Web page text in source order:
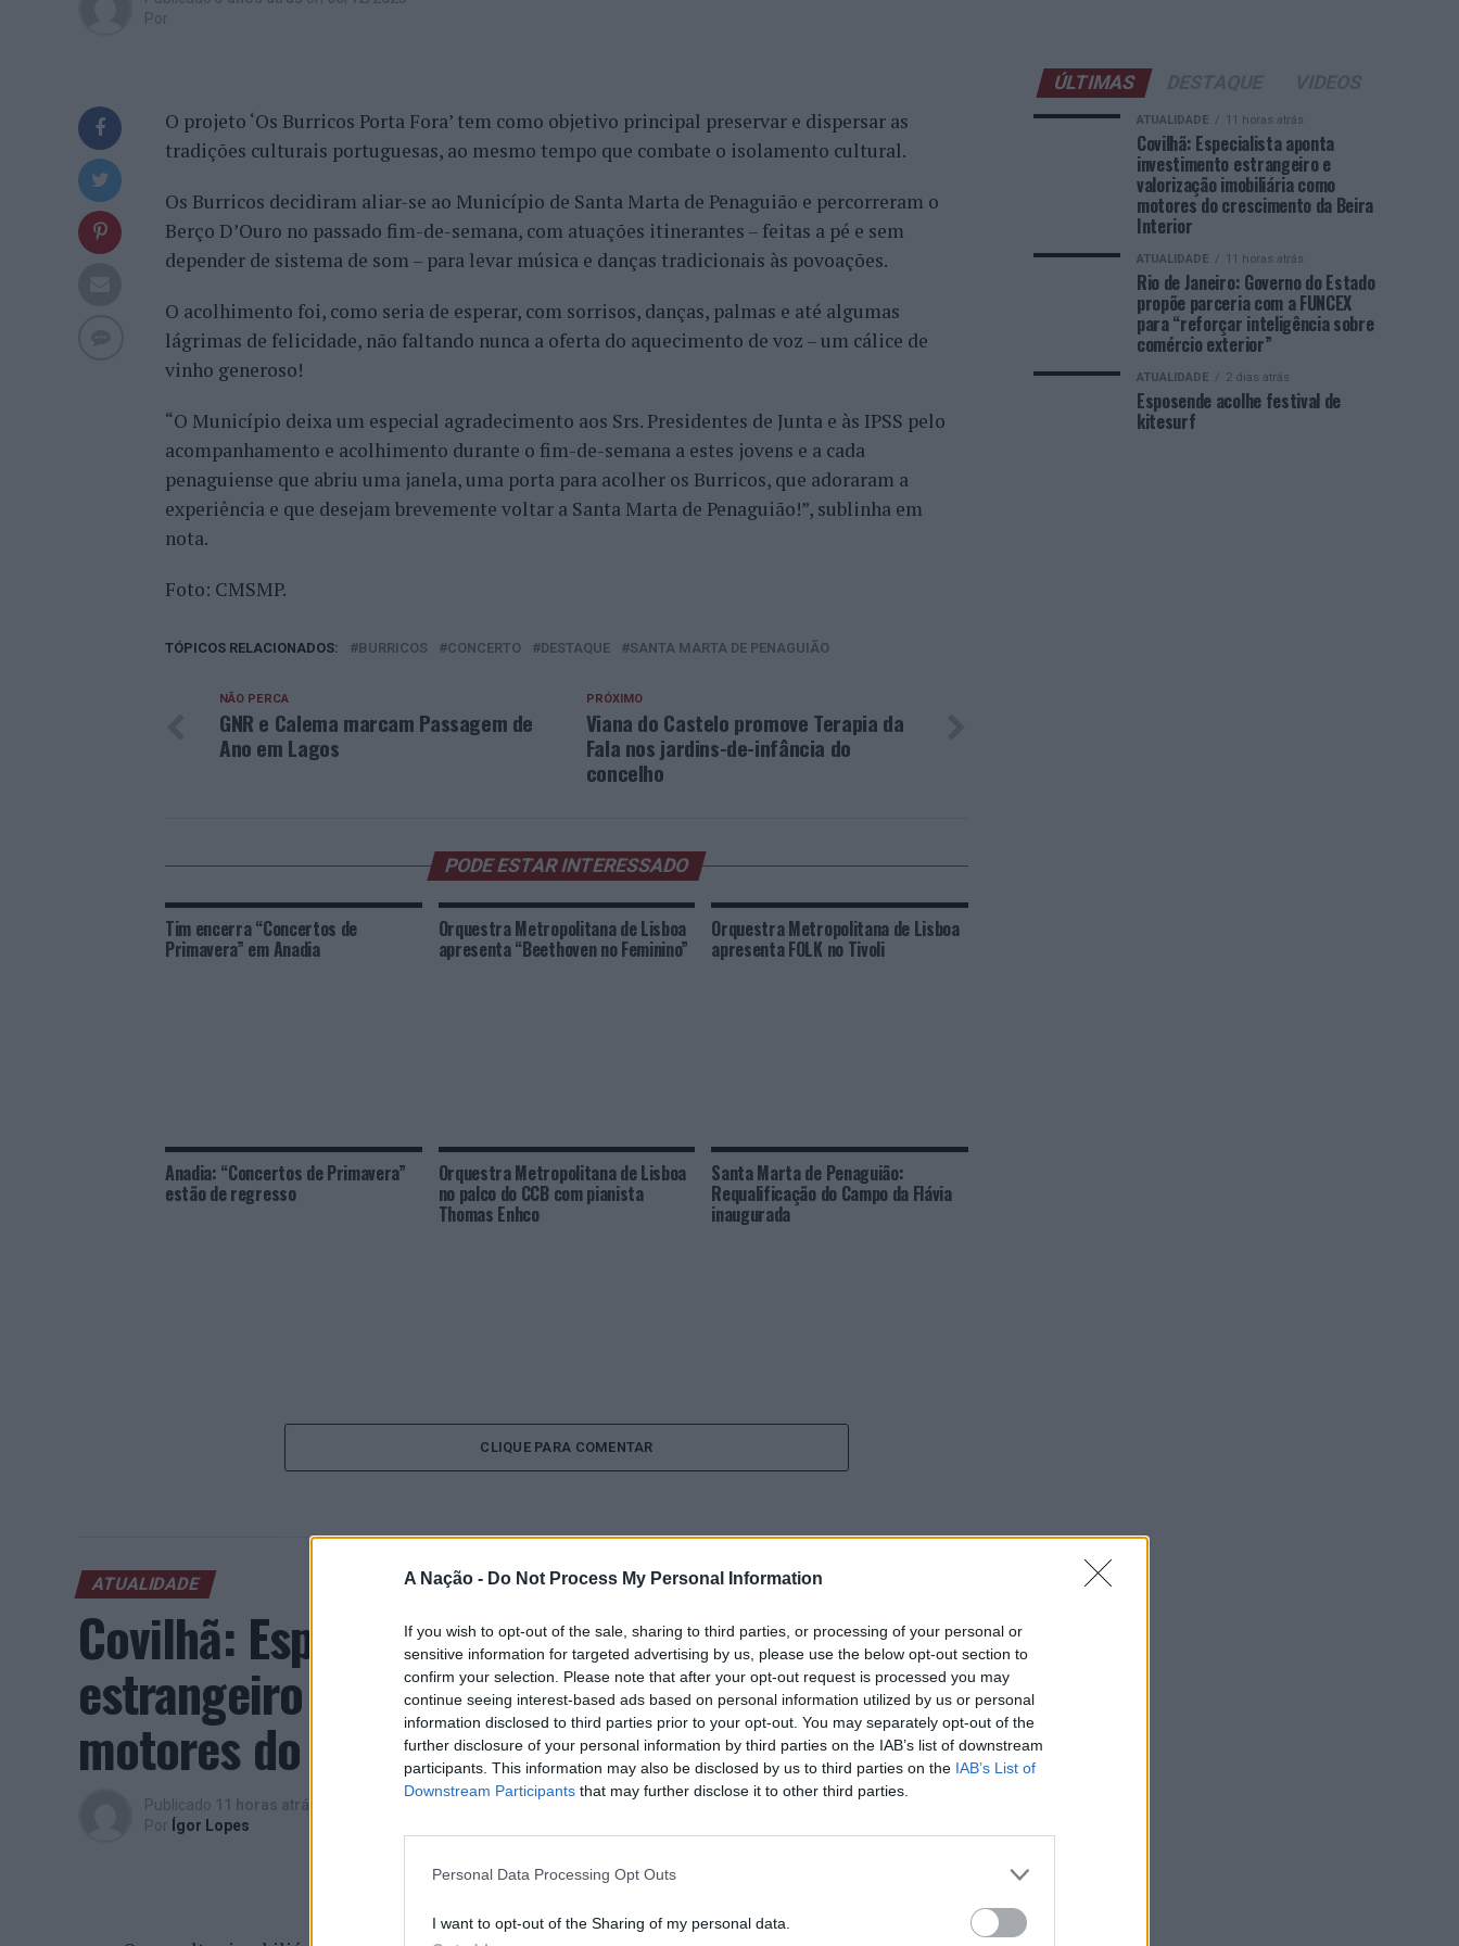
A Nação - Do Not Process My Personal Information
If you wish to opt-out of the sale, sharing to third parties, or processing of your personal or
sensitive information for targeted advertising by us, please use the below opt-out section to
confirm your selection. Please note that after your opt-out request is processed you may
continue seeing interest-based ads based on personal information utilized by us or personal
information disclosed to third parties prior to your opt-out. You may separately opt-out of the
further disclosure of your personal information by third parties on the IAB’s list of downstream
participants. This information may also be disclosed by us to third parties on the IAB’s List of
Downstream Participants that may further disclose it to other third parties.
Personal Data Processing Opt Outs
I want to opt-out of the Sharing of my personal data.
Por
O projeto ‘Os Burricos Porta Fora’ tem como objetivo principal preservar e dispersar as
tradições culturais portuguesas, ao mesmo tempo que combate o isolamento cultural.
Os Burricos decidiram aliar-se ao Município de Santa Marta de Penaguião e percorreram o
Berço D’Ouro no passado fim-de-semana, com atuações itinerantes – feitas a pé e sem
depender de sistema de som – para levar música e danças tradicionais às povoações.
O acolhimento foi, como seria de esperar, com sorrisos, danças, palmas e até algumas
lágrimas de felicidade, não faltando nunca a oferta do aquecimento de voz – um cálice de
vinho generoso!
“O Município deixa um especial agradecimento aos Srs. Presidentes de Junta e às IPSS pelo
acompanhamento e acolhimento durante o fim-de-semana a estes jovens e a cada
penaguiense que abriu uma janela, uma porta para acolher os Burricos, que adoraram a
experiência e que desejam brevemente voltar a Santa Marta de Penaguião!”, sublinha em
nota.
Foto: CMSMP.
TÓPICOS RELACIONADOS: BURRICOS CONCERTO DESTAQUE SANTA MARTA DE PENAGUIÃO
PRÓXIMO
Viana do Castelo promove Terapia da
Fala nos jardins-de-infância do
concelho
NÃO PERCA
GNR e Calema marcam Passagem de
Ano em Lagos
PODE ESTAR INTERESSADO
Tim encerra “Concertos de
Primavera” em Anadia
Orquestra Metropolitana de Lisboa
apresenta “Beethoven no Feminino”
Orquestra Metropolitana de Lisboa
apresenta FOLK no Tivoli
Anadia: “Concertos de Primavera”
estão de regresso
Orquestra Metropolitana de Lisboa
no palco do CCB com pianista
Thomas Enhco
Santa Marta de Penaguião:
Requalificação do Campo da Flávia
inaugurada
CLIQUE PARA COMENTAR
ATUALIDADE
Covilhã: Especialista aponta investimento
estrangeiro e valorização imobiliária como
motores do crescimento da Beira Interior
Publicado 11 horas atrás
Por Ígor Lopes
ÚLTIMAS
ATUALIDADE 11 horas atrás
Covilhã: Especialista aponta
investimento estrangeiro e
valorização imobiliária como
motores do crescimento da Beira
Interior
ATUALIDADE 11 horas atrás
Rio de Janeiro: Governo do Estado
propõe parceria com a FUNCEX
para “reforçar inteligência sobre
comércio exterior”
ATUALIDADE 2 dias atrás
Esposende acolhe festival de
kitesurf